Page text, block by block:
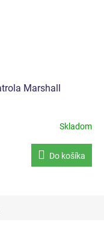
Marshall
Skladom
Do košíka